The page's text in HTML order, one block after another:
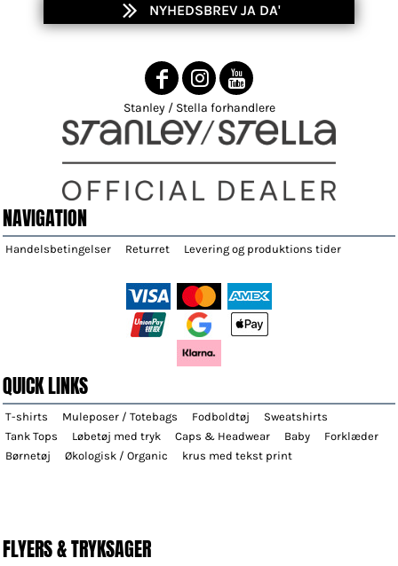
NYHEDSBREV JA DA'
Stanley / Stella forhandlere
NAVIGATION
Handelsbetingelser Returret Levering og produktions tider
QUICK LINKS
T-shirts Muleposer / Totebags Fodboldtøj
Sweatshirts
Tank Tops
Løbetøj med tryk Caps & Headwear Baby
Forklæder
Børnetøj
Økologisk / Organic krus med tekst print
FLYERS & TRYKSAGER